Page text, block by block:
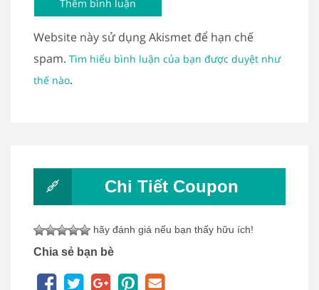
Website này sử dụng Akismet để hạn chế
spam. Tìm hiểu bình luận của bạn được duyệt như
thế nào.
Chi Tiết Coupon
hãy đánh giá nếu bạn thấy hữu ích!
Chia sẻ bạn bè